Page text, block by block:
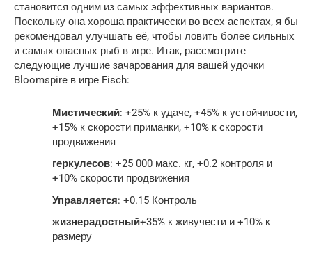
становится одним из самых эффективных вариантов.
Поскольку она хороша практически во всех аспектах, я бы
рекомендовал улучшать её, чтобы ловить более сильных
и самых опасных рыб в игре. Итак, рассмотрите
следующие лучшие зачарования для вашей удочки
Bloomspire в игре Fisch:
Мистический: +25% к удаче, +45% к устойчивости,
+15% к скорости приманки, +10% к скорости
продвижения
геркулесов: +25 000 макс. кг, +0.2 контроля и
+10% скорости продвижения
Управляется: +0.15 Контроль
жизнерадостный+35% к живучести и +10% к
размеру